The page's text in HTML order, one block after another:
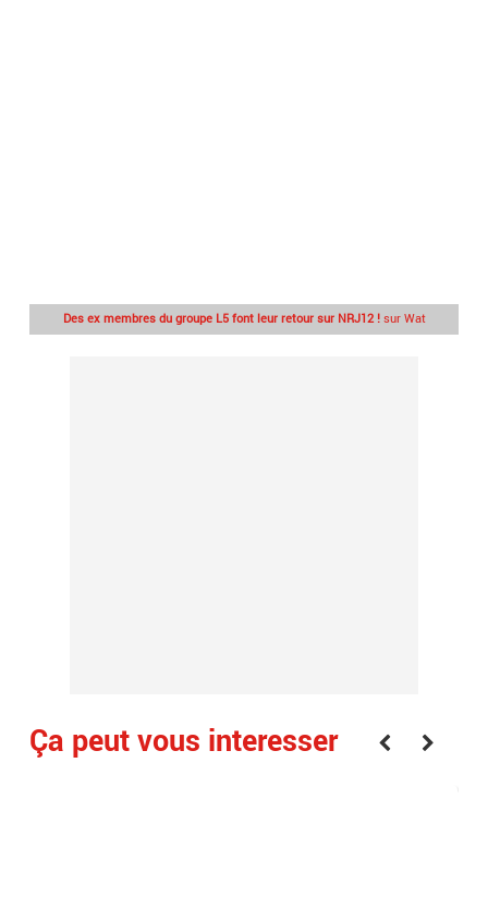
Des ex membres du groupe L5 font leur retour sur NRJ12 !sur Wat
Ça peut vous interesser